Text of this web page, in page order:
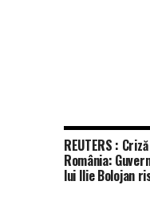
REUTERS :
România:
lui Ilie Bolojan